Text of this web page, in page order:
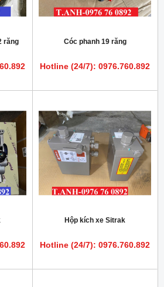
răng Cóc phanh 19 răng
Hotline (24/7): 0976.760.892
Hộp kích xe Sitrak
Hotline (24/7): 0976.760.892